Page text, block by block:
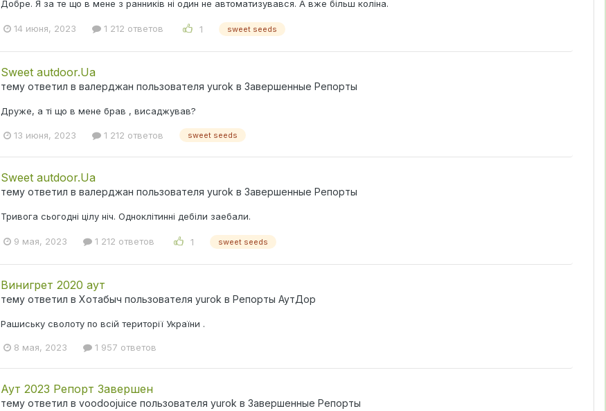
Добре. Я за те що в мене з ранників ні один не автоматизувався. А вже більш коліна.
14 июня, 2023 1 212 ответов 1 sweet seeds
Sweet autdoor.Ua
тему ответил в валерджан пользователя yurok в Завершенные Репорты
Друже, а ті що в мене брав , висаджував?
13 июня, 2023 1 212 ответов sweet seeds
Sweet autdoor.Ua
тему ответил в валерджан пользователя yurok в Завершенные Репорты
Тривога сьогодні цілу ніч. Одноклітинні дебіли заебали.
9 мая, 2023 1 212 ответов 1 sweet seeds
Винигрет 2020 аут
тему ответил в Хотабыч пользователя yurok в Репорты АутДор
Рашиську сволоту по всій території України .
8 мая, 2023 1 957 ответов
Аут 2023 Репорт Завершен
тему ответил в voodoojuice пользователя yurok в Завершенные Репорты